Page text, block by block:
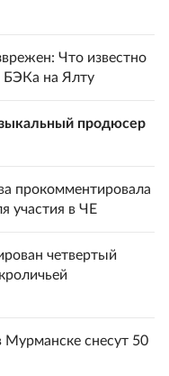
Что известно
БЭКа на Ялту
продюсер
прокомментировала
участия в ЧЕ
четвертый
снесут 50